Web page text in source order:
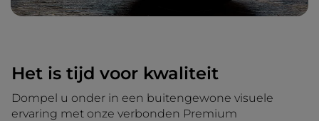
Het is tijd voor kwaliteit
Dompel u onder in een buitengewone visuele
ervaring met onze verbonden Premium